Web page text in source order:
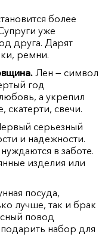
более
уже
друга. Дарят
ремни.
Лен — символ
год
а укрепил
скатерти, свечи.
серьезный
и надежности.
в заботе.
изделия или
посуда,
лучше, так и брак
повод
набор для